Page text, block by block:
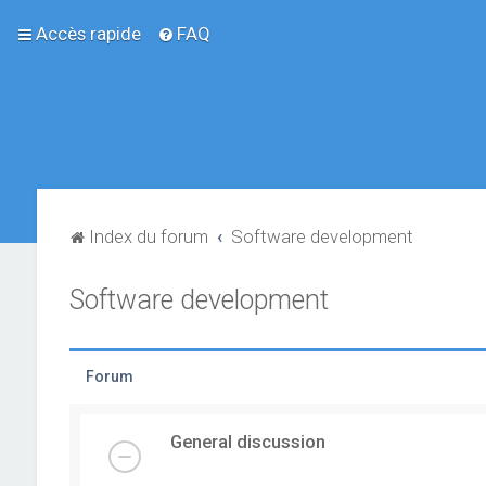
Accès rapide FAQ
Index du forum Software development
Software development
Forum
General discussion